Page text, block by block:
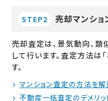
STEP2 売却マンショ
売却査定は、景気動向、
して行います。査定方法は
す。
マンション査定の方法を
不動産一括査定のデメリッ